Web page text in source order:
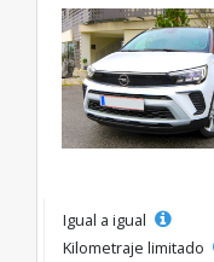
Igual a igual
Kilometraje limitado